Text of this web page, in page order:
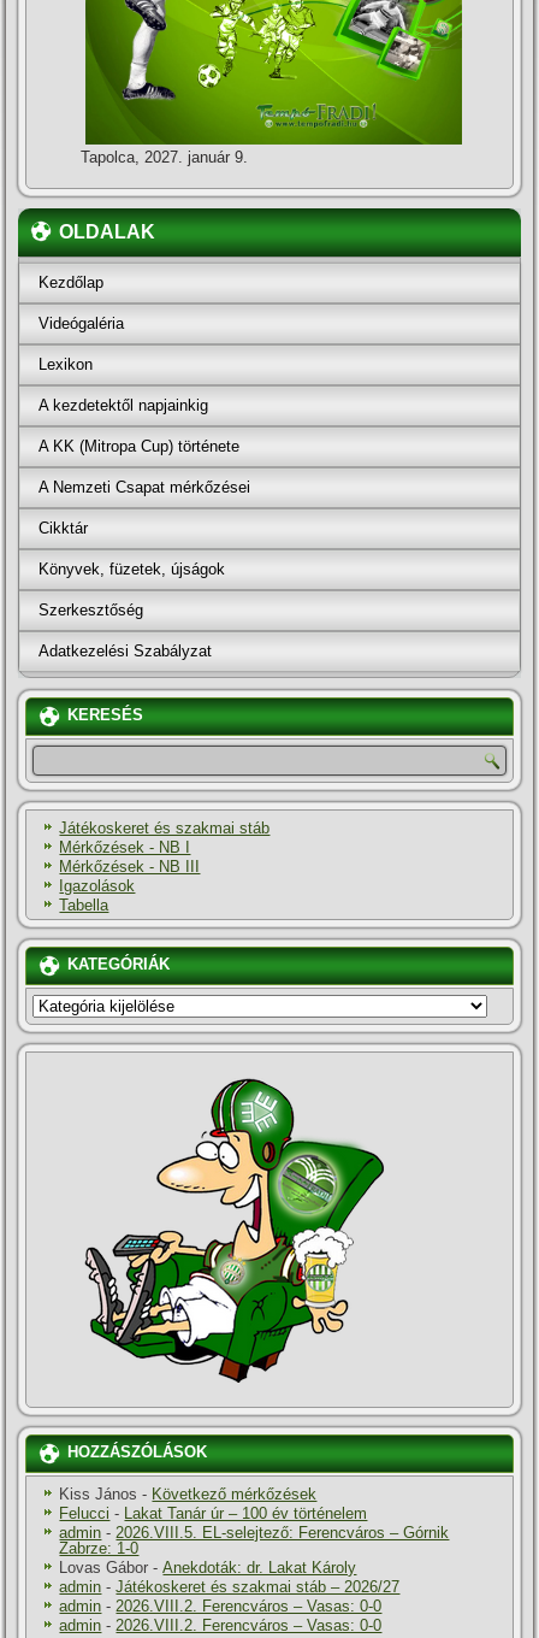
Tapolca, 2027. január 9.
OLDALAK
Kezdőlap
Videógaléria
Lexikon
A kezdetektől napjainkig
A KK (Mitropa Cup) története
A Nemzeti Csapat mérkőzései
Cikktár
Könyvek, füzetek, újságok
Szerkesztőség
Adatkezelési Szabályzat
KERESÉS
Játékoskeret és szakmai stáb
Mérkőzések - NB I
Mérkőzések - NB III
Igazolások
Tabella
KATEGÓRIÁK
KATEGÓRIÁK
HOZZÁSZÓLÁSOK
Kiss János - Következő mérkőzések
Felucci - Lakat Tanár úr – 100 év történelem
admin -2026.VIII.5. EL-selejtező: Ferencváros – Górnik
Zabrze: 1-0
Lovas Gábor -Anekdoták: dr. Lakat Károly
admin -Játékoskeret és szakmai stáb – 2026/27
admin -2026.VIII.2. Ferencváros – Vasas: 0-0
admin -2026.VIII.2. Ferencváros – Vasas: 0-0